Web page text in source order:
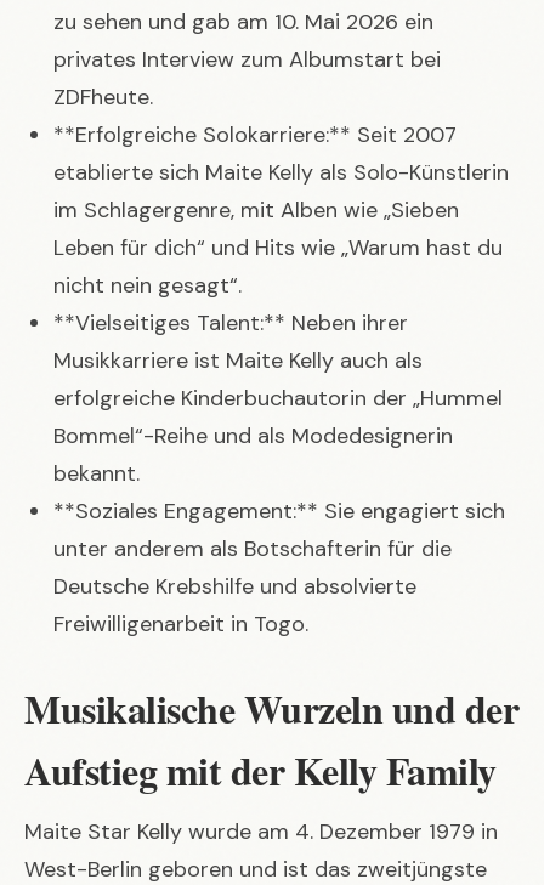
zu sehen und gab am 10. Mai 2026 ein
privates Interview zum Albumstart bei
ZDFheute.
**Erfolgreiche Solokarriere:** Seit 2007
etablierte sich Maite Kelly als Solo-Künstlerin
im Schlagergenre, mit Alben wie „Sieben
Leben für dich“ und Hits wie „Warum hast du
nicht nein gesagt“.
**Vielseitiges Talent:** Neben ihrer
Musikkarriere ist Maite Kelly auch als
erfolgreiche Kinderbuchautorin der „Hummel
Bommel“-Reihe und als Modedesignerin
bekannt.
**Soziales Engagement:** Sie engagiert sich
unter anderem als Botschafterin für die
Deutsche Krebshilfe und absolvierte
Freiwilligenarbeit in Togo.
Musikalische Wurzeln und der
Aufstieg mit der Kelly Family
Maite Star Kelly wurde am 4. Dezember 1979 in
West-Berlin geboren und ist das zweitjüngste